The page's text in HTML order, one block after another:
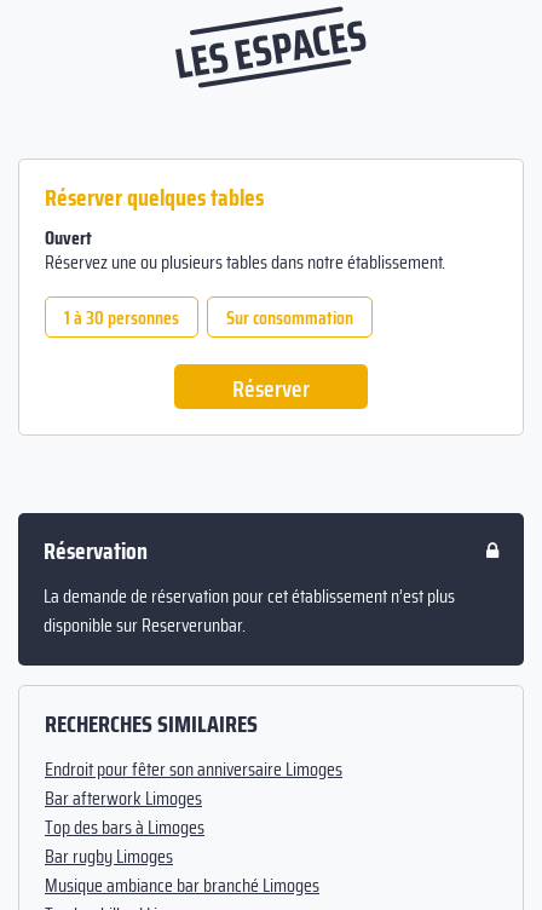
LES ESPACES
Réserver quelques tables
Ouvert
Réservez une ou plusieurs tables dans notre établissement.
1 à 30 personnes
Sur consommation
Réserver
Réservation
La demande de réservation pour cet établissement n’est plus
disponible sur Reserverunbar.
RECHERCHES SIMILAIRES
Endroit pour fêter son anniversaire Limoges
Bar afterwork Limoges
Top des bars à Limoges
Bar rugby Limoges
Musique ambiance bar branché Limoges